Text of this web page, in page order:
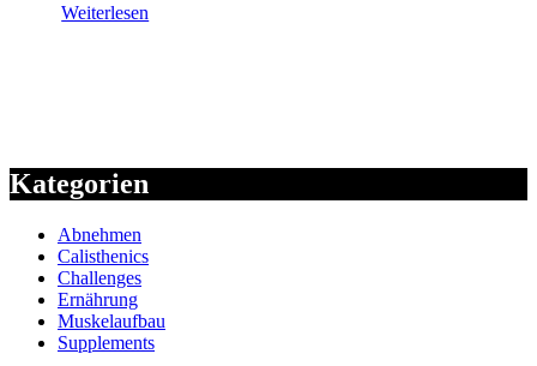
Weiterlesen
Kategorien
Abnehmen
Calisthenics
Challenges
Ernährung
Muskelaufbau
Supplements